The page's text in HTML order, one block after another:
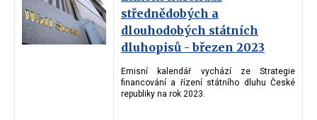
střednědobých a
dlouhodobých státních
dluhopisů - březen 2023
Emisní kalendář vychází ze Strategie
financování a řízení státního dluhu České
republiky na rok 2023.